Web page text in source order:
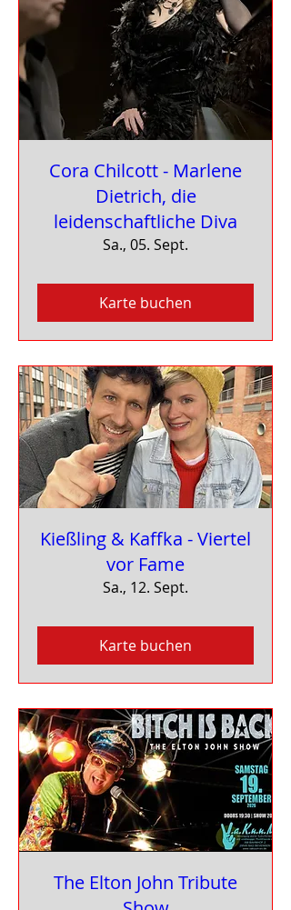
Cora Chilcott - Marlene
Dietrich, die
leidenschaftliche Diva
Sa., 05. Sept.
Karte buchen
Kießling & Kaffka - Viertel
vor Fame
Sa., 12. Sept.
Karte buchen
The Elton John Tribute